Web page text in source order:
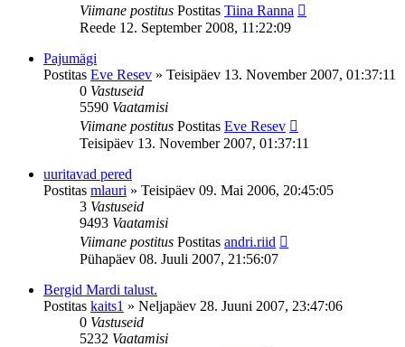
Viimane postitus Postitas Tiina Ranna
Reede 12. September 2008, 11:22:09
Pajumägi
Postitas Eve Resev » Teisipäev 13. November 2007, 01:37:11
0 Vastuseid
5590 Vaatamisi
Viimane postitus Postitas Eve Resev
Teisipäev 13. November 2007, 01:37:11
uuritavad pered
Postitas mlauri » Teisipäev 09. Mai 2006, 20:45:05
3 Vastuseid
9493 Vaatamisi
Viimane postitus Postitas andri.riid
Pühapäev 08. Juuli 2007, 21:56:07
Bergid Mardi talust.
Postitas kaits1 » Neljapäev 28. Juuni 2007, 23:47:06
0 Vastuseid
5232 Vaatamisi